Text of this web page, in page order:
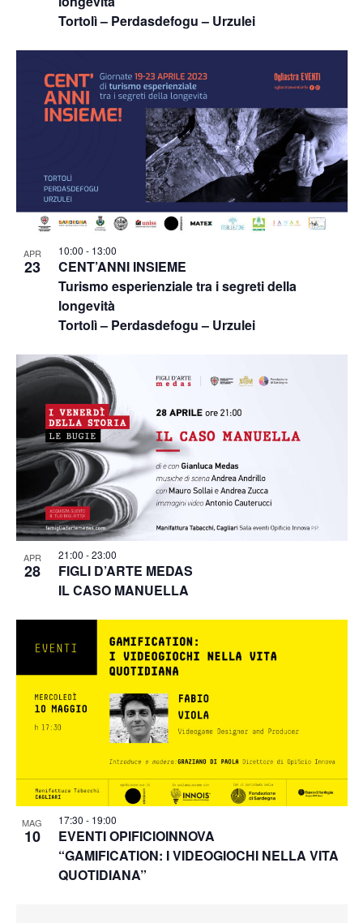
Tortolì – Perdasdefogu – Urzulei
APR
23
10:00 - 13:00
CENT’ANNI INSIEME
Turismo esperienziale tra i segreti della
longevità
Tortolì – Perdasdefogu – Urzulei
APR
28
21:00 -23:00
FIGLI D’ARTE MEDAS
IL CASO MANUELLA
MAG
10
17:30 - 19:00
EVENTI OPIFICIOINNOVA
“GAMIFICATION: I VIDEOGIOCHI NELLA VITA
QUOTIDIANA”